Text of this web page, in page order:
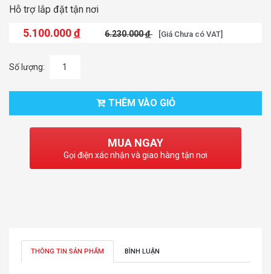
Hỗ trợ lắp đặt tận nơi
5.100.000đ 6.230.000đ [Giá Chưa có VAT]
Số lượng:
THÊM VÀO GIỎ
MUA NGAY
Gọi điện xác nhận và giao hàng tận nơi
THÔNG TIN SẢN PHẨM BÌNH LUẬN